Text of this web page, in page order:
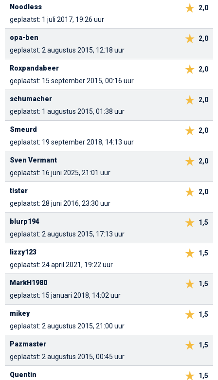
2,0
Noodless
geplaatst: 1 juli 2017, 19:26 uur
2,0
opa-ben
geplaatst: 2 augustus 2015, 12:18 uur
2,0
Roxpandabeer
geplaatst: 15 september 2015, 00:16 uur
2,0
schumacher
geplaatst: 1 augustus 2015, 01:38 uur
2,0
Smeurd
geplaatst: 19 september 2018, 14:13 uur
2,0
Sven Vermant
geplaatst: 16 juni 2025, 21:01 uur
2,0
tister
geplaatst: 28 juni 2016, 23:30 uur
1,5
blurp194
geplaatst: 2 augustus 2015, 17:13 uur
1,5
lizzy123
geplaatst: 24 april 2021, 19:22 uur
1,5
MarkH1980
geplaatst: 15 januari 2018, 14:02 uur
1,5
mikey
geplaatst: 2 augustus 2015, 21:00 uur
1,5
Pazmaster
geplaatst: 2 augustus 2015, 00:45 uur
1,5
Quentin